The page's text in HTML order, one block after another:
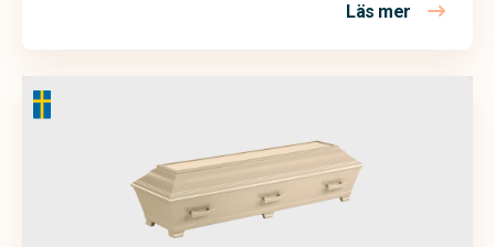
Massiv obehandlad furu
Poppel
Läs mer om